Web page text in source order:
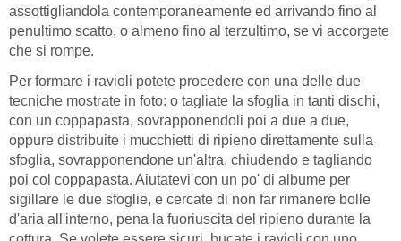
assottigliandola contemporaneamente ed arrivando fino al
penultimo scatto, o almeno fino al terzultimo, se vi accorgete
che si rompe.
Per formare i ravioli potete procedere con una delle due
tecniche mostrate in foto: o tagliate la sfoglia in tanti dischi,
con un coppapasta, sovrapponendoli poi a due a due,
oppure distribuite i mucchietti di ripieno direttamente sulla
sfoglia, sovrapponendone un'altra, chiudendo e tagliando
poi col coppapasta. Aiutatevi con un po' di albume per
sigillare le due sfoglie, e cercate di non far rimanere bolle
d'aria all'interno, pena la fuoriuscita del ripieno durante la